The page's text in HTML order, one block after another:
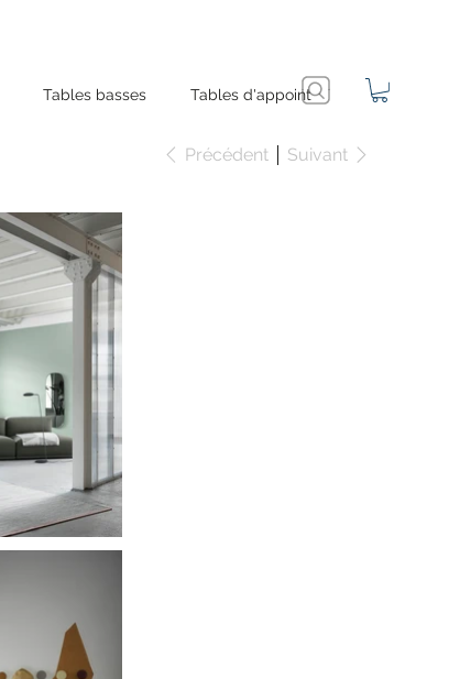
Tables basses Tables d'appoint
Précédent Suivant